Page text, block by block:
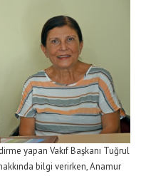
yapan Vakıf Başkanı Tuğrul
bilgi verirken, Anamur